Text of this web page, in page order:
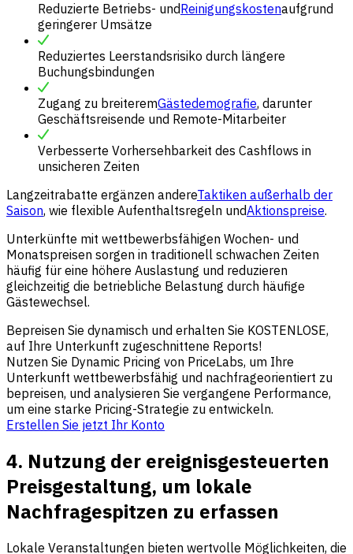
Reduzierte Betriebs- undReinigungskostenaufgrund
geringerer Umsätze
Reduziertes Leerstandsrisiko durch längere
Buchungsbindungen
Zugang zu breiteremGästedemografie, darunter
Geschäftsreisende und Remote-Mitarbeiter
Verbesserte Vorhersehbarkeit des Cashflows in
unsicheren Zeiten
Langzeitrabatte ergänzen andereTaktiken außerhalb der
Saison, wie flexible Aufenthaltsregeln undAktionspreise.
Unterkünfte mit wettbewerbsfähigen Wochen- und
Monatspreisen sorgen in traditionell schwachen Zeiten
häufig für eine höhere Auslastung und reduzieren
gleichzeitig die betriebliche Belastung durch häufige
Gästewechsel.
Bepreisen Sie dynamisch und erhalten Sie KOSTENLOSE,
auf Ihre Unterkunft zugeschnittene Reports!
Nutzen Sie Dynamic Pricing von PriceLabs, um Ihre
Unterkunft wettbewerbsfähig und nachfrageorientiert zu
bepreisen, und analysieren Sie vergangene Performance,
um eine starke Pricing-Strategie zu entwickeln.
Erstellen Sie jetzt Ihr Konto
4. Nutzung der ereignisgesteuerten
Preisgestaltung, um lokale
Nachfragespitzen zu erfassen
Lokale Veranstaltungen bieten wertvolle Möglichkeiten, die